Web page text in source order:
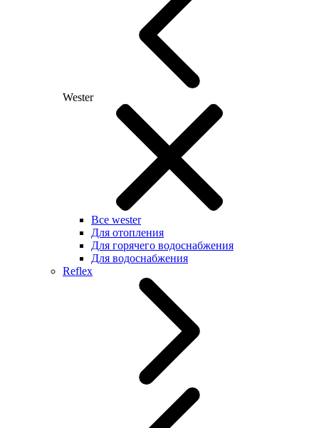
Wester
Все wester
Для отопления
Для горячего водоснабжения
Для водоснабжения
Reflex